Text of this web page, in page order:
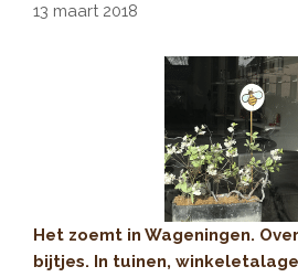
13 maart 2018
Het zoemt in Wageningen.
bijtjes. In tuinen,